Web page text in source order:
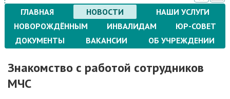
ГЛАВНАЯ НОВОСТИ
НАШИ УСЛУГИ
НОВОРОЖДЁННЫМ
ИНВАЛИДАМ
ЮР-СОВЕТ
ДОКУМЕНТЫ
ВАКАНСИИ ОБ УЧРЕЖДЕНИИ
Знакомство с работой сотрудников
МЧС